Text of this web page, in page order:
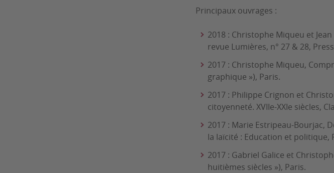
Principaux ouvrages :
2018 : Christophe Miqueu et
revue Lumières, n° 27 & 28,
2017 : Christophe Miqueu,
graphique »), Paris.
2017 : Philippe Crignon et
citoyenneté. XVIIe-XXIe siècles,
2017 : Marie Estripeau-Bourjac,
la laïcité : Education et politique,
2017 : Gabriel Galice et
huitièmes siècles »), Paris.